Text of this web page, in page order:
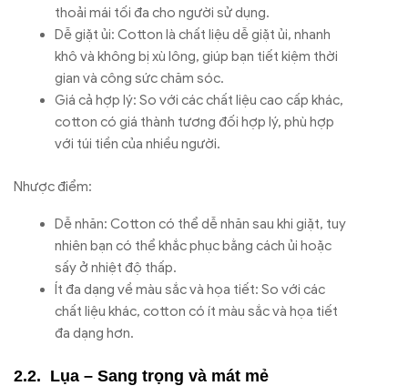
thoải mái tối đa cho người sử dụng.
Dễ giặt ủi: Cotton là chất liệu dễ giặt ủi, nhanh
khô và không bị xù lông, giúp bạn tiết kiệm thời
gian và công sức chăm sóc.
Giá cả hợp lý: So với các chất liệu cao cấp khác,
cotton có giá thành tương đối hợp lý, phù hợp
với túi tiền của nhiều người.
Nhược điểm:
Dễ nhăn: Cotton có thể dễ nhăn sau khi giặt, tuy
nhiên bạn có thể khắc phục bằng cách ủi hoặc
sấy ở nhiệt độ thấp.
Ít đa dạng về màu sắc và họa tiết: So với các
chất liệu khác, cotton có ít màu sắc và họa tiết
đa dạng hơn.
Lụa – Sang trọng và mát mẻ